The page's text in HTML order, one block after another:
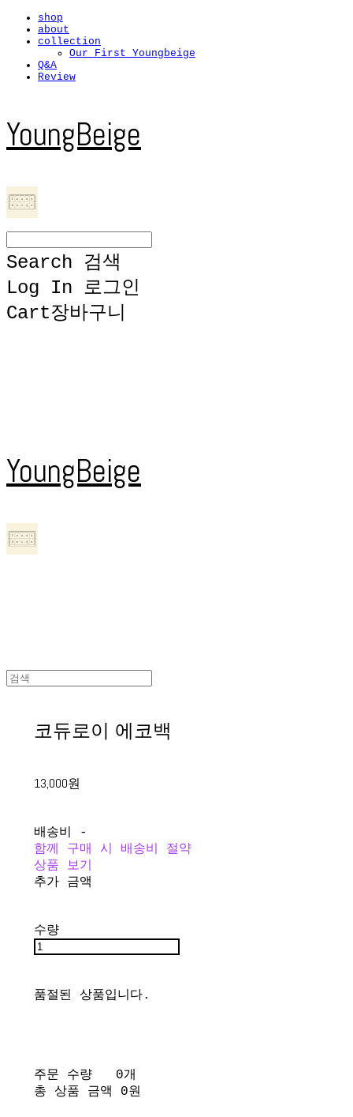
shop
about
collection
Our First Youngbeige
Q&A
Review
YoungBeige
Search
검색
Log In 로그인
Cart장바구니
YoungBeige
코듀로이 에코백
13,000원
배송비
-
함께 구매 시 배송비 절약
상품 보기
추가 금액
수량
품절된 상품입니다.
주문 수량
0개
총 상품 금액
0원